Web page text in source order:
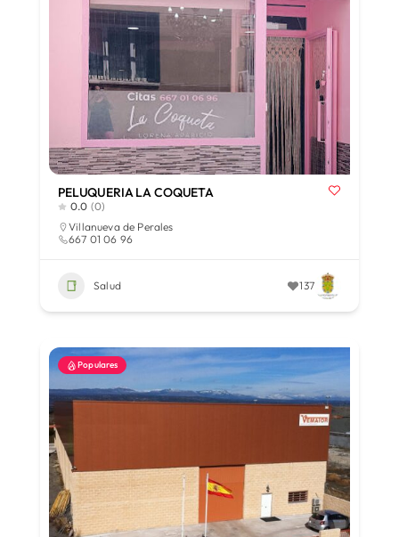
Contacto
PELUQUERIA LA COQUETA
0.0 (0)
Villanueva de Perales
667 01 06 96
Salud 137
Populares